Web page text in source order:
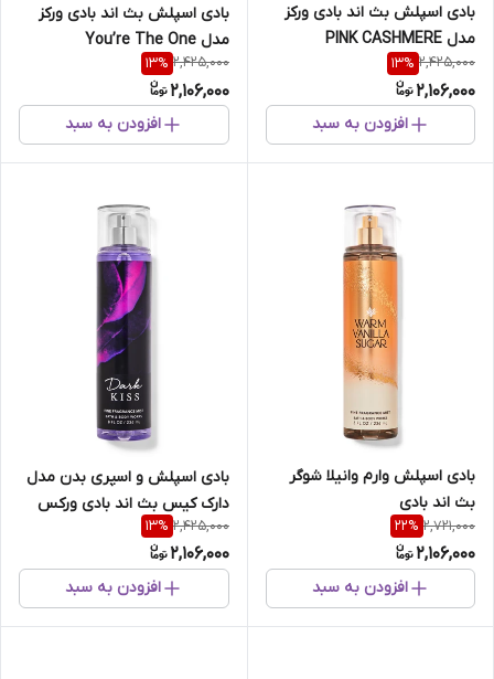
بادی اسپلش بث اند بادی ورکز
مدل PINK CASHMERE
2,425,000
13%
2,106,000
افزودن به سبد
بادی اسپلش بث اند بادی ورکز
مدل You’re The One
2,425,000
13%
2,106,000
افزودن به سبد
بادی اسپلش وارم وانیلا شوگر
بث اند بادی
2,721,000
22%
2,106,000
افزودن به سبد
بادی اسپلش و اسپری بدن مدل
دارک کیس بث اند بادی ورکس
2,425,000
13%
2,106,000
افزودن به سبد